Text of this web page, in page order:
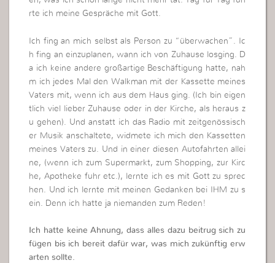
rte ich meine Gespräche mit Gott.
Ich fing an mich selbst als Person zu “überwachen”. Ic
h fing an einzuplanen, wann ich von Zuhause losging. D
a ich keine andere großartige Beschäftigung hatte, nah
m ich jedes Mal den Walkman mit der Kassette meines
Vaters mit, wenn ich aus dem Haus ging. (Ich bin eigen
tlich viel lieber Zuhause oder in der Kirche, als heraus z
u gehen). Und anstatt ich das Radio mit zeitgenössisch
er Musik anschaltete, widmete ich mich den Kassetten
meines Vaters zu. Und in einer diesen Autofahrten allei
ne, (wenn ich zum Supermarkt, zum Shopping, zur Kirc
he, Apotheke fuhr etc.), lernte ich es mit Gott zu sprec
hen. Und ich lernte mit meinen Gedanken bei IHM zu s
ein. Denn ich hatte ja niemanden zum Reden!
Ich hatte keine Ahnung, dass alles dazu beitrug sich zu
fügen bis ich bereit dafür war, was mich zukünftig erw
arten sollte.